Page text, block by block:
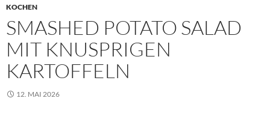
KOCHEN
SMASHED POTATO SALAD
MIT KNUSPRIGEN
KARTOFFELN
12. MAI 2026